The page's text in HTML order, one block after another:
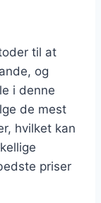
til at
og
i denne
de mest
hvilket kan
priser